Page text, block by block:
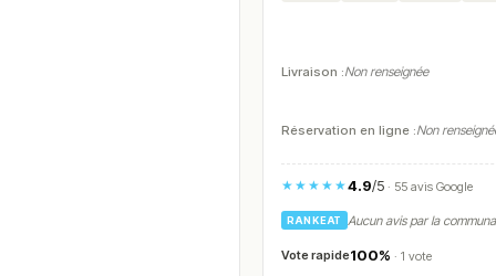
Livraison :Non renseignée
Réservation en ligne :Non
★★★★★4.9/5· 55 avis Google
RANKEAT Aucun avis par la
Vote rapide100% · 1 vote